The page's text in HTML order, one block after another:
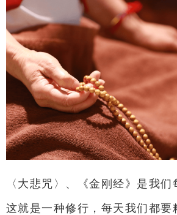
〈大悲咒〉、《金刚经》是我们
这就是一种修行，每天我们都要